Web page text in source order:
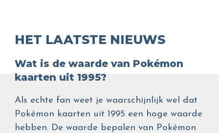
HET LAATSTE NIEUWS
Wat is de waarde van Pokémon
kaarten uit 1995?
Als echte fan weet je waarschijnlijk wel dat
Pokémon kaarten uit 1995 een hoge waarde
hebben. De waarde bepalen van Pokémon